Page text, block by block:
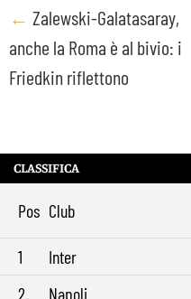
Post
navigation
← Zalewski-Galatasaray,
anche la Roma è al bivio: i
Friedkin riflettono
CLASSIFICA
Pos Club
1 Inter
2
Napoli